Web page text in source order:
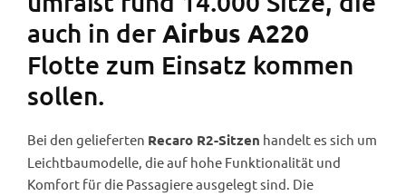
auch in der Airbus A220
Flotte zum Einsatz kommen
sollen.
Bei den gelieferten Recaro R2-Sitzen handelt es sich um
Leichtbaumodelle, die auf hohe Funktionalität und
Komfort für die Passagiere ausgelegt sind. Die